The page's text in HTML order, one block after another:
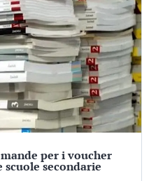
per i voucher
secondarie